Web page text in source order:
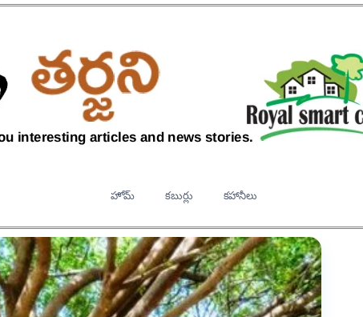
హోమ్ కబుర్లు కహానీలు